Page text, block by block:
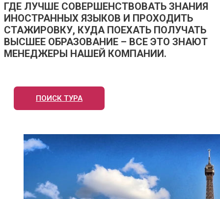
ГДЕ ЛУЧШЕ СОВЕРШЕНСТВОВАТЬ ЗНАНИЯ
ИНОСТРАННЫХ ЯЗЫКОВ И ПРОХОДИТЬ
СТАЖИРОВКУ, КУДА ПОЕХАТЬ ПОЛУЧАТЬ
ВЫСШЕЕ ОБРАЗОВАНИЕ – ВСЕ ЭТО ЗНАЮТ
МЕНЕДЖЕРЫ НАШЕЙ КОМПАНИИ.
ПОИСК ТУРА